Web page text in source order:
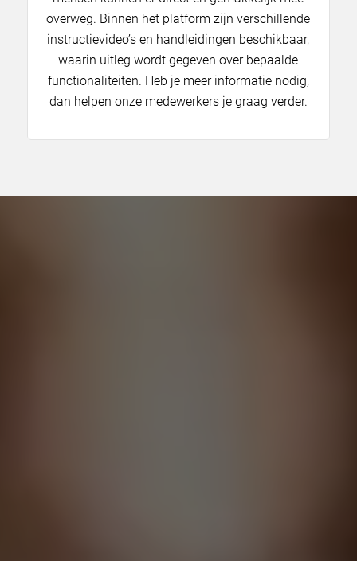
overweg. Binnen het platform zijn verschillende
instructievideo’s en handleidingen beschikbaar,
waarin uitleg wordt gegeven over bepaalde
functionaliteiten. Heb je meer informatie nodig,
dan helpen onze medewerkers je graag verder.